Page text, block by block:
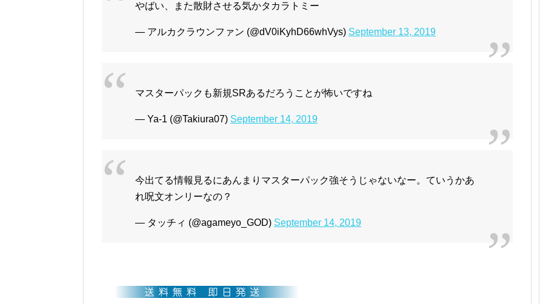
やばい、また散財させる気かタカラトミー
— アルカクラウンファン (@dV0iKyhD66whVys) September 13, 2019
マスターパックも新規SRあるだろうことが怖いですね
— Ya-1 (@Takiura07) September 14, 2019
今出てる情報見るにあんまりマスターパック強そうじゃないなー。ていうかあ
れ呪文オンリーなの？
— タッチィ (@agameyo_GOD) September 14, 2019